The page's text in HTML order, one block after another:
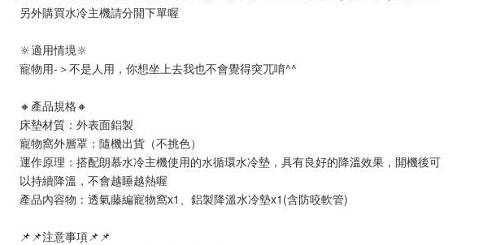
另外購買水冷主機請分開下單喔
🔆適用情境🔆
寵物用-＞不是人用，你想坐上去我也不會覺得突兀唷^^
🔸產品規格🔸
床墊材質：外表面鋁製
寵物窩外層罩：隨機出貨（不挑色）
運作原理：搭配朗慕水冷主機使用的水循環水冷墊，具有良好的降溫效果，開機後可
以持續降溫，不會越睡越熱喔
產品內容物：透氣藤編寵物窩x1、鋁製降溫水冷墊x1(含防咬軟管)
📌📌注意事項📌📌